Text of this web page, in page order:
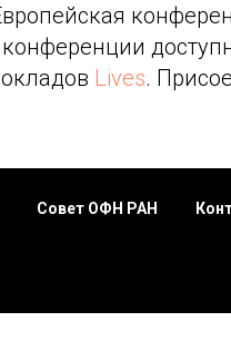
Lives.
Совет ОФН РАН